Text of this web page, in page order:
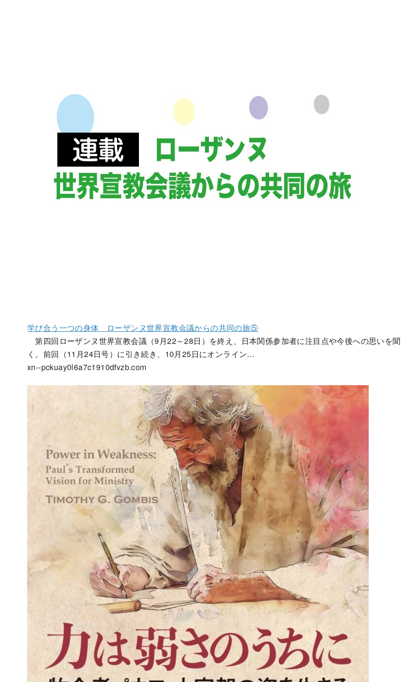
学び合う一つの身体 ローザンヌ世界宣教会議からの共同の旅⑤
第四回ローザンヌ世界宣教会議（9月22～28日）を終え、日本関係参加者に注目点や今後への思いを聞
く。前回（11月24日号）に引き続き、10月25日にオンライン…
xn--pckuay0l6a7c1910dfvzb.com